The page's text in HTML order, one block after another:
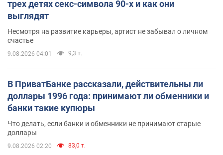
трех детях секс-символа 90-х и как они
выглядят
Несмотря на развитие карьеры, артист не забывал о личном
счастье
9.08.2026 04:01 9,3 т.
В ПриватБанке рассказали, действительны ли
доллары 1996 года: принимают ли обменники и
банки такие купюры
Что делать, если банки и обменники не принимают старые
доллары
9.08.2026 02:20 83,0 т.